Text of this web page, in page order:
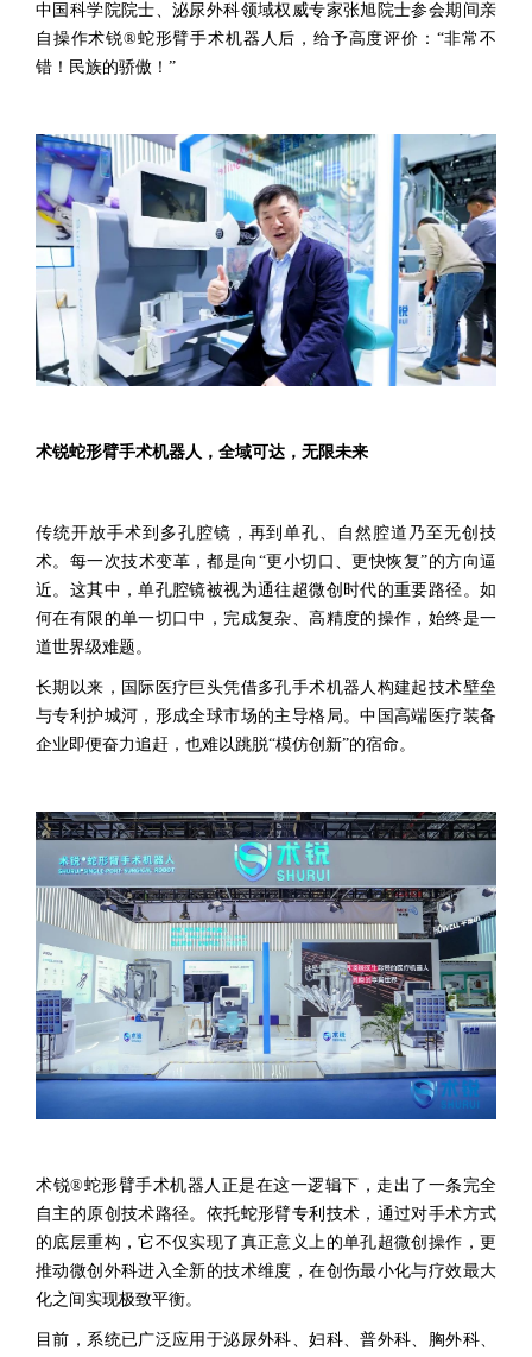
中国科学院院士、泌尿外科领域权威专家张旭院士参会期间亲
自操作术锐®蛇形臂手术机器人后，给予高度评价：“非常不
错！民族的骄傲！”
术锐蛇形臂手术机器人，全域可达，无限未来
传统开放手术到多孔腔镜，再到单孔、自然腔道乃至无创技
术。每一次技术变革，都是向“更小切口、更快恢复”的方向逼
近。这其中，单孔腔镜被视为通往超微创时代的重要路径。如
何在有限的单一切口中，完成复杂、高精度的操作，始终是一
道世界级难题。
长期以来，国际医疗巨头凭借多孔手术机器人构建起技术壁垒
与专利护城河，形成全球市场的主导格局。中国高端医疗装备
企业即便奋力追赶，也难以跳脱“模仿创新”的宿命。
术锐®蛇形臂手术机器人正是在这一逻辑下，走出了一条完全
自主的原创技术路径。依托蛇形臂专利技术，通过对手术方式
的底层重构，它不仅实现了真正意义上的单孔超微创操作，更
推动微创外科进入全新的技术维度，在创伤最小化与疗效最大
化之间实现极致平衡。
目前，系统已广泛应用于泌尿外科、妇科、普外科、胸外科、